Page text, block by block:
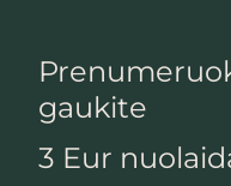
gaukite
3 Eur